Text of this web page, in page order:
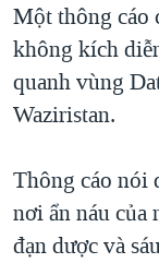
BÊN KIA QUỐC
QUAN HỆ VIỆT
Một thông cáo
không kích
quanh vùng
Waziristan.
Thông cáo nói
nơi ẩn náu của
đạn dược và